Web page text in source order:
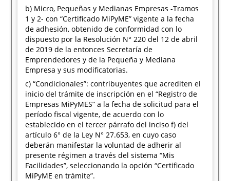
b) Micro, Pequeñas y Medianas Empresas -Tramos
1 y 2- con “Certificado MiPyME” vigente a la fecha
de adhesión, obtenido de conformidad con lo
dispuesto por la Resolución N° 220 del 12 de abril
de 2019 de la entonces Secretaría de
Emprendedores y de la Pequeña y Mediana
Empresa y sus modificatorias.
c) “Condicionales”: contribuyentes que acrediten el
inicio del trámite de inscripción en el “Registro de
Empresas MiPyMES” a la fecha de solicitud para el
período fiscal vigente, de acuerdo con lo
establecido en el tercer párrafo del inciso f) del
artículo 6° de la Ley N° 27.653, en cuyo caso
deberán manifestar la voluntad de adherir al
presente régimen a través del sistema “Mis
Facilidades”, seleccionando la opción “Certificado
MiPyME en trámite”.